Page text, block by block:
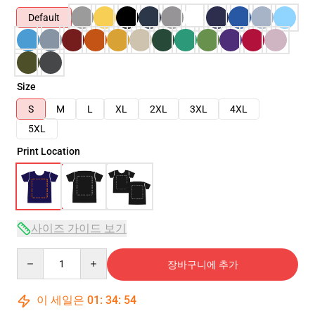
Default
Size
S
M L XL 2XL 3XL
4XL
5XL
Print Location
사이즈 가이드 보기
장바구니에 추가
이 세일은 01 : 34: 54